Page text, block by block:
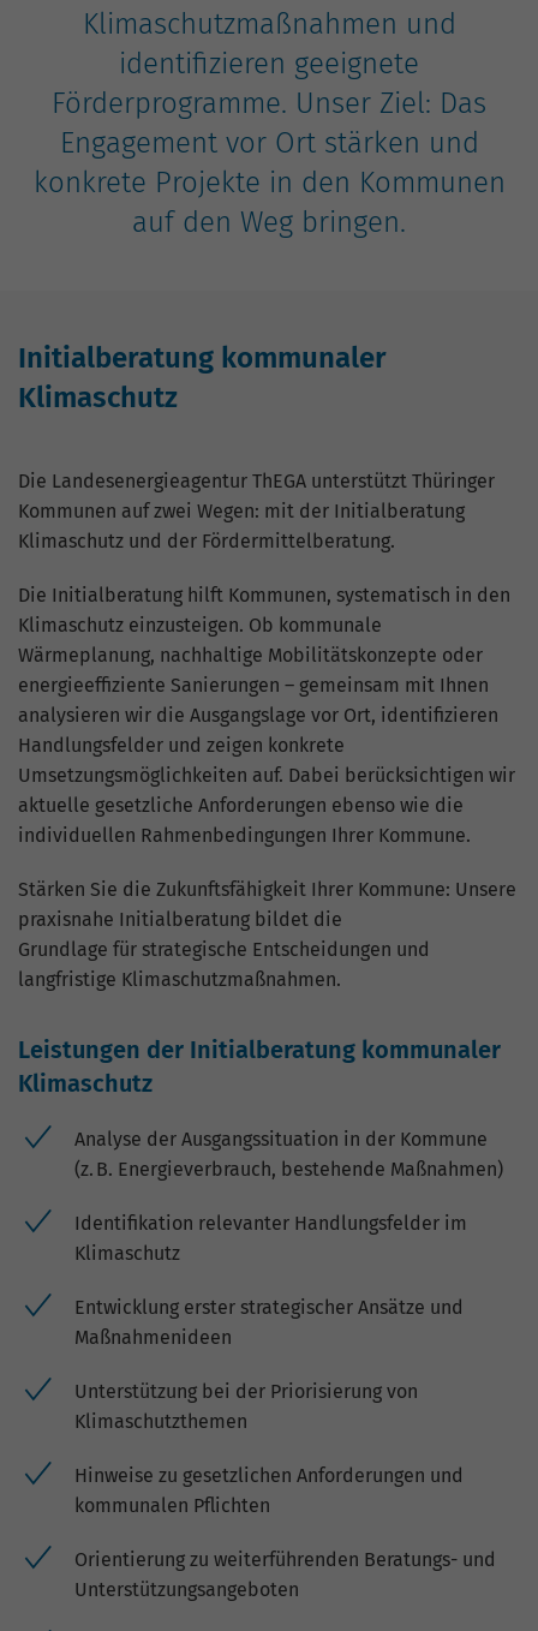
Klimaschutzmaßnahmen und
identifizieren geeignete
Förderprogramme. Unser Ziel: Das
Engagement vor Ort stärken und
konkrete Projekte in den Kommunen
auf den Weg bringen.
Initialberatung kommunaler
Klimaschutz
Die Landesenergieagentur ThEGA unterstützt Thüringer
Kommunen auf zwei Wegen: mit der Initialberatung
Klimaschutz und der Fördermittelberatung.
Die Initialberatung hilft Kommunen, systematisch in den
Klimaschutz einzusteigen. Ob kommunale
Wärmeplanung, nachhaltige Mobilitätskonzepte oder
energieeffiziente Sanierungen – gemeinsam mit Ihnen
analysieren wir die Ausgangslage vor Ort, identifizieren
Handlungsfelder und zeigen konkrete
Umsetzungsmöglichkeiten auf. Dabei berücksichtigen wir
aktuelle gesetzliche Anforderungen ebenso wie die
individuellen Rahmenbedingungen Ihrer Kommune.
Stärken Sie die Zukunftsfähigkeit Ihrer Kommune: Unsere
praxisnahe Initialberatung bildet die
Grundlage für strategische Entscheidungen und
langfristige Klimaschutzmaßnahmen.
Leistungen der Initialberatung kommunaler
Klimaschutz
Analyse der Ausgangssituation in der Kommune
(z. B. Energieverbrauch, bestehende Maßnahmen)
Identifikation relevanter Handlungsfelder im
Klimaschutz
Entwicklung erster strategischer Ansätze und
Maßnahmenideen
Unterstützung bei der Priorisierung von
Klimaschutzthemen
Hinweise zu gesetzlichen Anforderungen und
kommunalen Pflichten
Orientierung zu weiterführenden Beratungs- und
Unterstützungsangeboten
Zweck
Nutzung der Website für den
Analysebericht der Website zu verfolgen.
Die Cookies speichern Informationen
anonym und weisen eine zufällig
generierte Nummer zu, um eindeutige
Besucher zu identifizieren.
_gid
Zweck
installiert. Das Cookie wird verwendet,
hilft bei der Erstellung eines
Analyseberichts darüber, wie es der
Website geht. Die erhobenen Daten
Quelle, aus der sie stammen, und die
Seiten in anonymisierter Form.
Name _gat_G-ZN01JG6TS4
Anbieter Google Analytics
Laufzeit 1 Minute
Zweck
gesetztes Cookie vom Mustertyp, bei dem
das Musterelement auf dem Namen die
eindeutige Identitätsnummer des Kontos
oder der Website enthält, auf das es sich
um die von Google auf Websites mit
begrenzen.